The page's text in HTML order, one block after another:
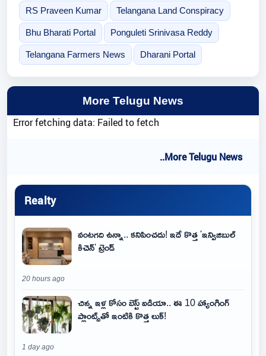
RS Praveen Kumar Telangana Land Conspiracy
Bhu Bharati Portal Ponguleti Srinivasa Reddy
Telangana Farmers News Dharani Portal
More Telugu News
Error fetching data: Failed to fetch
..More Telugu News
Realty
వంటగది ఉన్నా.. కనిపించదు! ఇదే కొత్త 'ఇన్విజిబుల్
కిచెన్' ట్రెండ్
20 hours ago
చిన్న ఇళ్ల కోసం బెస్ట్ ఐడియా.. ఈ 10 హ్యాంగింగ్
ప్లాంట్స్‌తో ఇంటికి కొత్త లుక్!
1 day ago